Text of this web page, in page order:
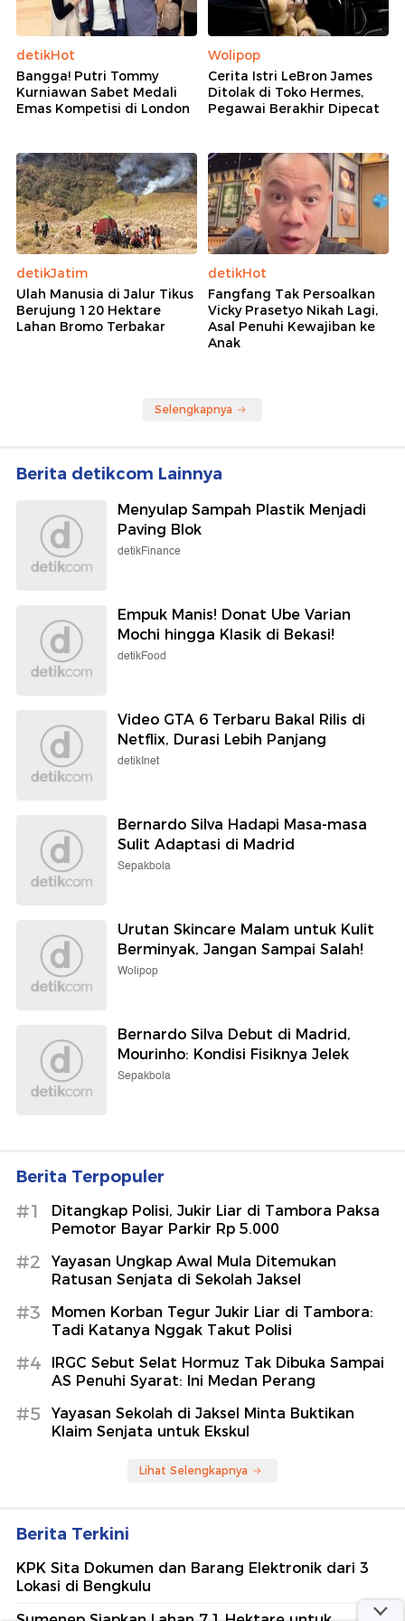
detikHot
Bangga! Putri Tommy
Kurniawan Sabet Medali
Emas Kompetisi di London
Wolipop
Cerita Istri LeBron James
Ditolak di Toko Hermes,
Pegawai Berakhir Dipecat
detikJatim
Ulah Manusia di Jalur Tikus
Berujung 120 Hektare
Lahan Bromo Terbakar
detikHot
Fangfang Tak Persoalkan
Vicky Prasetyo Nikah Lagi,
Asal Penuhi Kewajiban ke
Anak
Selengkapnya
Berita detikcom Lainnya
Menyulap Sampah Plastik Menjadi
Paving Blok
detikFinance
Empuk Manis! Donat Ube Varian
Mochi hingga Klasik di Bekasi!
detikFood
Video GTA 6 Terbaru Bakal Rilis di
Netflix, Durasi Lebih Panjang
detikInet
Bernardo Silva Hadapi Masa-masa
Sulit Adaptasi di Madrid
Sepakbola
Urutan Skincare Malam untuk Kulit
Berminyak, Jangan Sampai Salah!
Wolipop
Bernardo Silva Debut di Madrid,
Mourinho: Kondisi Fisiknya Jelek
Sepakbola
Berita Terpopuler
#1
Ditangkap Polisi, Jukir Liar di Tambora Paksa
Pemotor Bayar Parkir Rp 5.000
#2
Yayasan Ungkap Awal Mula Ditemukan
Ratusan Senjata di Sekolah Jaksel
#3
Momen Korban Tegur Jukir Liar di Tambora:
Tadi Katanya Nggak Takut Polisi
#4
IRGC Sebut Selat Hormuz Tak Dibuka Sampai
AS Penuhi Syarat: Ini Medan Perang
#5
Yayasan Sekolah di Jaksel Minta Buktikan
Klaim Senjata untuk Ekskul
Lihat Selengkapnya
Berita Terkini
KPK Sita Dokumen dan Barang Elektronik dari 3
Lokasi di Bengkulu